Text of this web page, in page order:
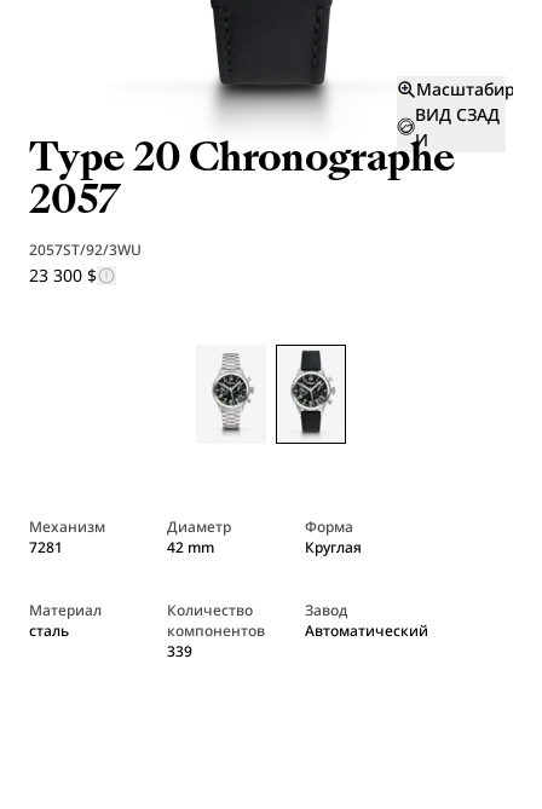
ВИД СЗАД
И
Type 20 Chronographe
2057
2057ST/92/3WU
23 300 $
Механизм
7281
Диаметр
42 mm
Форма
Круглая
Материал
сталь
Количество
компонентов
339
Завод
Автоматический